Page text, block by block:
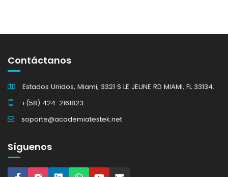
Contáctanos
Estados Unidos, Miami, 3321 S LE JEUNE RD MIAMI, FL 33134.
+(58) 424-2161823
soporte@academiatestek.net
Síguenos